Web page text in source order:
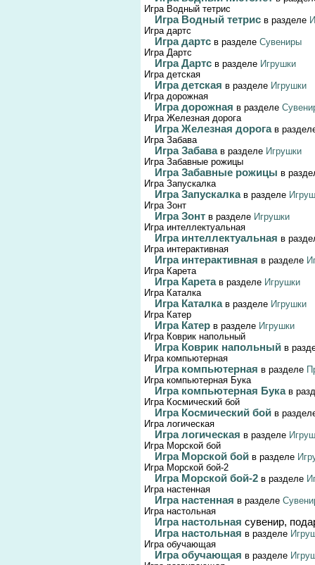
Игра Водный тетрис
Игра Водный тетрис в разделе
Игра дартс
Игра дартс в разделе Сувениры
Игра Дартс
Игра Дартс в разделе Игрушки
Игра детская
Игра детская в разделе Игрушки
Игра дорожная
Игра дорожная в разделе
Игра Железная дорога
Игра Железная дорога в
Игра Забава
Игра Забава в разделе Игрушки
Игра Забавные рожицы
Игра Забавные рожицы в
Игра Запускалка
Игра Запускалка в разделе
Игра Зонт
Игра Зонт в разделе Игрушки
Игра интеллектуальная
Игра интеллектуальная в
Игра интерактивная
Игра интерактивная в разделе
Игра Карета
Игра Карета в разделе Игрушки
Игра Каталка
Игра Каталка в разделе Игрушки
Игра Катер
Игра Катер в разделе Игрушки
Игра Коврик напольный
Игра Коврик напольный в
Игра компьютерная
Игра компьютерная в разделе
Игра компьютерная Бука
Игра компьютерная Бука в
Игра Космический бой
Игра Космический бой в
Игра логическая
Игра логическая в разделе
Игра Морской бой
Игра Морской бой в разделе
Игра Морской бой-2
Игра Морской бой-2 в разделе
Игра настенная
Игра настенная в разделе
Игра настольная
Игра настольная сувенир,
Игра настольная в разделе
Игра обучающая
Игра обучающая в разделе